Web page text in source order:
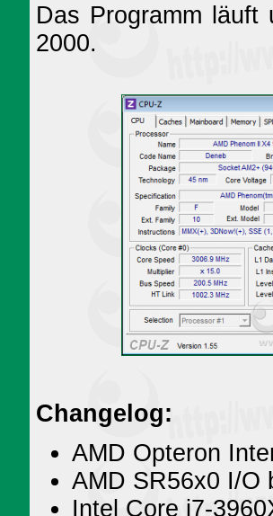
Das Programm läuft
2000.
Changelog:
AMD Opteron
AMD SR56x0 I/O
Intel Core i7-